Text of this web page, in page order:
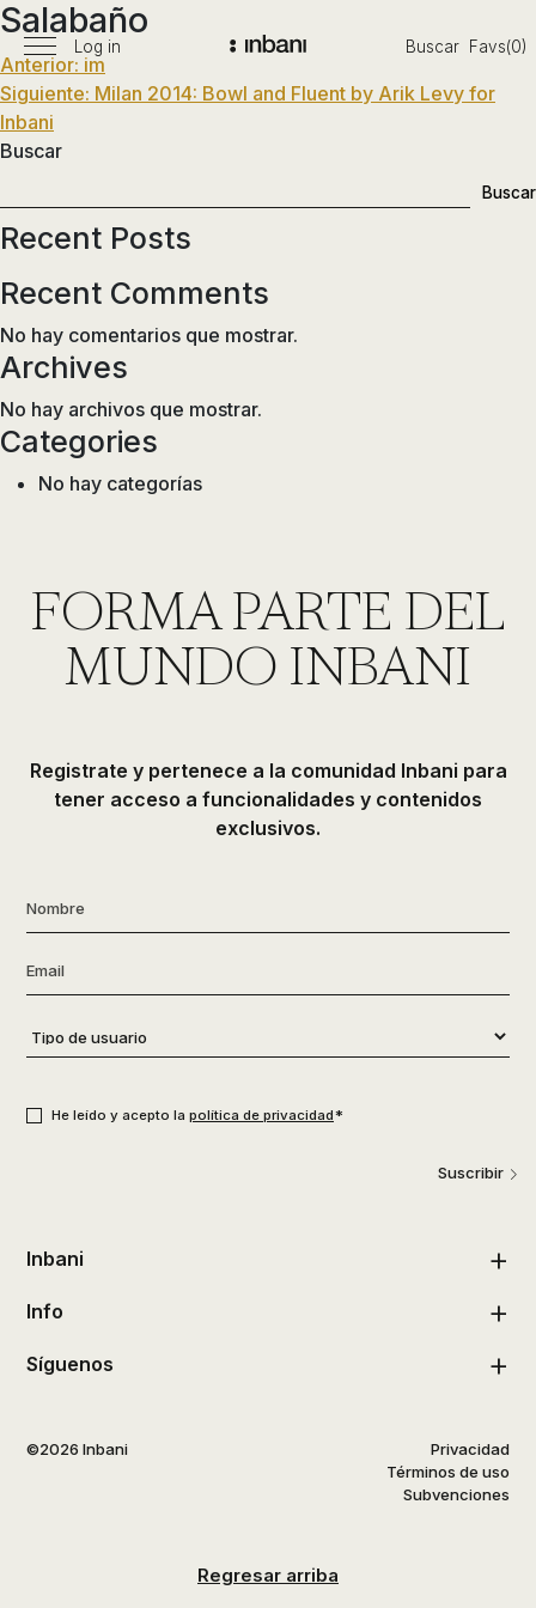
Pasar
contenido
en
siguiendo
nuevos
materiales
en
accesorios…
Menú
principal
Log in Buscar Favs(0)
Salabaño
Navegación
de
entradas
Anterior: im
Siguiente: Milan 2014: Bowl and Fluent by Arik Levy for
Inbani
Buscar
Buscar
Recent Posts
Recent Comments
No hay comentarios que mostrar.
Archives
No hay archivos que mostrar.
Categories
No hay categorías
FORMA PARTE DEL
MUNDO INBANI
Registrate y pertenece a la comunidad Inbani para
tener acceso a funcionalidades y contenidos
exclusivos.
Nombre
Email
Tipo
de
He leído y acepto la política de privacidad*
Suscribir
Inbani
Info
Síguenos
©2026 Inbani
Privacidad
Términos de uso
Subvenciones
Regresar arriba